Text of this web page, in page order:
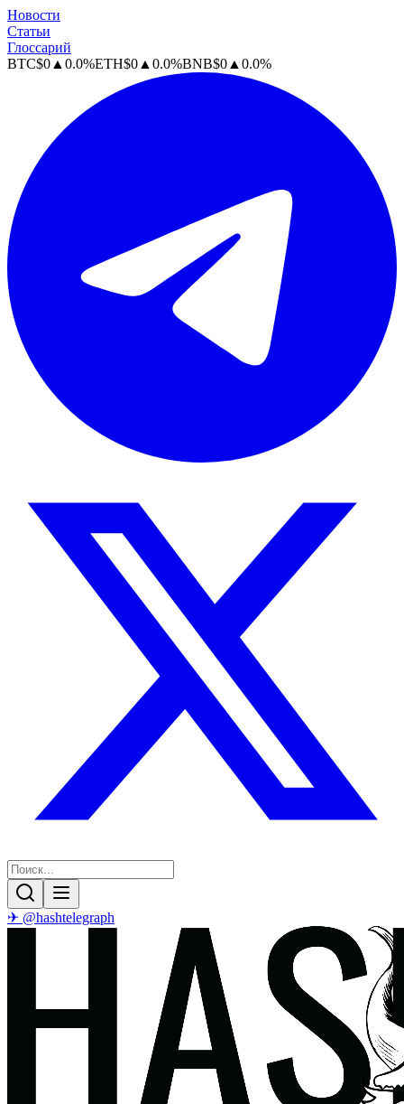
Новости
Статьи
Глоссарий
BTC$0 ▲ 0.0%ETH$0 ▲ 0.0%BNB$0 ▲ 0.0%
✈ @hashtelegraph